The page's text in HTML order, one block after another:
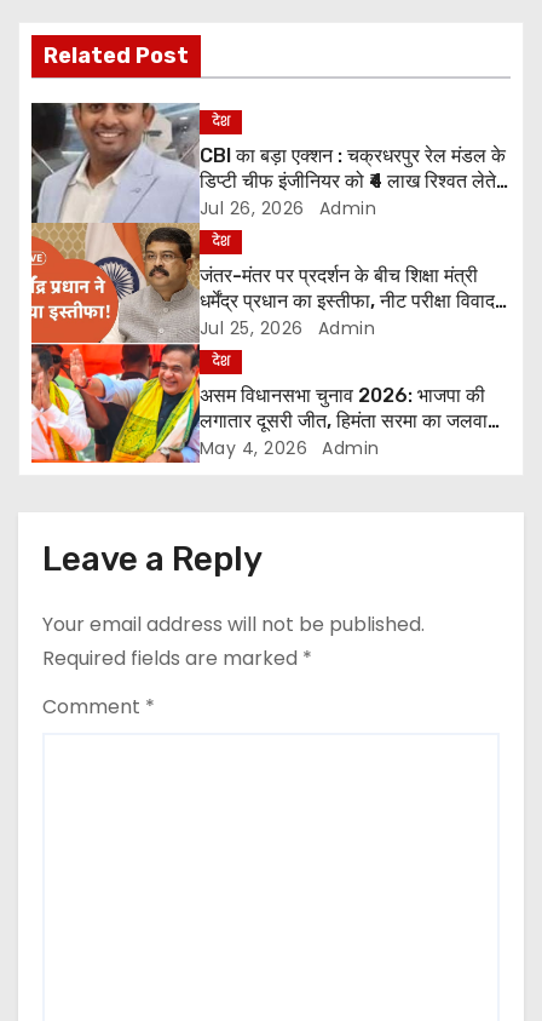
s
t
n
a
v
i
g
a
t
o
n
Related Post
देश
CBI का बड़ा एक्शन : चक्रधरपुर रेल मंडल के
डिप्टी चीफ इंजीनियर को ₹4 लाख रिश्वत लेते
सीबीआई ने हावड़ा स्टेशन पर दबोचा
Jul 26, 2026 Admin
देश
जंतर-मंतर पर प्रदर्शन के बीच शिक्षा मंत्री
धर्मेंद्र प्रधान का इस्तीफा, नीट परीक्षा विवाद
पर बड़ा कदम
Jul 25, 2026 Admin
देश
असम विधानसभा चुनाव 2026: भाजपा की
लगातार दूसरी जीत, हिमंता सरमा का जलवा
बरकरार
May 4, 2026 Admin
Leave a Reply
Your email address will not be published.
Required fields are marked *
Comment *